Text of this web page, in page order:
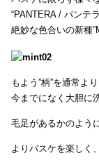
“PANTERA / パンテ
絶妙な色合いの新種
もよう”柄”を通常よ
今までになく大胆に
毛足があるかのよう
よりバスケを楽しく